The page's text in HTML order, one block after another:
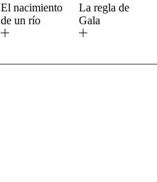
El nacimiento
de un río
La regla de
Gala